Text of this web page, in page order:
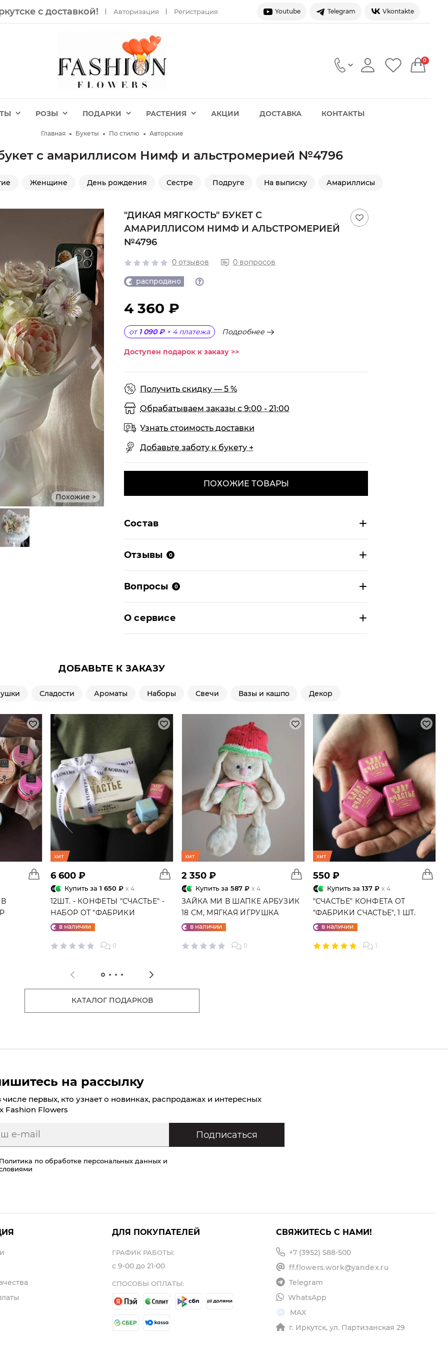
с доставкой! Авторизация Регистрация Youtube Telegram Vkontakte
0
РОЗЫ ПОДАРКИ РАСТЕНИЯ АКЦИИ ДОСТАВКА КОНТАКТЫ
Главная Букеты По стилю Авторские
с амариллисом Нимф и альстромерией №4796
Женщине День рождения Сестре Подруге На выписку Амариллисы
Похожие >
"ДИКАЯ МЯГКОСТЬ" БУКЕТ С
АМАРИЛЛИСОМ НИМФ И АЛЬСТРОМЕРИЕЙ
№4796
0 отзывов 0 вопросов
распродано
4 360 ₽
от 1 090 ₽ × 4 платежа Подробнее
Доступен подарок к заказу >>
Получить скидку — 5 %
Обрабатываем заказы с 9:00 - 21:00
Узнать стоимость доставки
Добавьте заботу к букету +
ПОХОЖИЕ ТОВАРЫ
Состав
Отзывы 0
Вопросы 0
О сервисе
ДОБАВЬТЕ К ЗАКАЗУ
Сладости Ароматы Наборы Свечи Вазы и кашпо Декор
хит
6 600 ₽
Купить за 1 650 ₽ x 4
12ШТ. - КОНФЕТЫ "СЧАСТЬЕ" -
НАБОР ОТ "ФАБРИКИ
СЧАСТЬЕ"
в наличии
0
хит
2 350 ₽
Купить за 587 ₽ x 4
ЗАЙКА МИ В ШАПКЕ АРБУЗИК
18 СМ, МЯГКАЯ ИГРУШКА
в наличии
0
хит
550 ₽
Купить за 137 ₽ x 4
"СЧАСТЬЕ" КОНФЕТА ОТ
"ФАБРИКИ СЧАСТЬЕ", 1 ШТ.
в наличии
1
КАТАЛОГ ПОДАРКОВ
на рассылку
числе первых, кто узнает о новинках, распродажах и интересных
Fashion Flowers
по обработке персональных данных и
Подписаться
ДЛЯ ПОКУПАТЕЛЕЙ
ГРАФИК РАБОТЫ:
с 9-00 до 21-00
СПОСОБЫ ОПЛАТЫ:
СВЯЖИТЕСЬ С НАМИ!
+7 (3952) 588-500
ff.flowers.work@yandex.ru
Telegram
WhatsApp
MAX
г. Иркутск, ул. Партизанская 29